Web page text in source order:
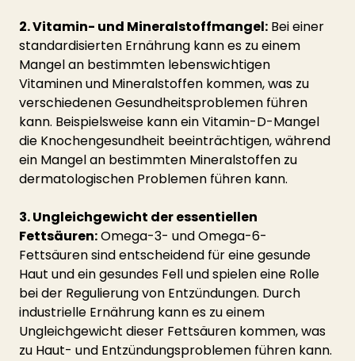
2. Vitamin- und Mineralstoffmangel: Bei einer
standardisierten Ernährung kann es zu einem
Mangel an bestimmten lebenswichtigen
Vitaminen und Mineralstoffen kommen, was zu
verschiedenen Gesundheitsproblemen führen
kann. Beispielsweise kann ein Vitamin-D-Mangel
die Knochengesundheit beeinträchtigen, während
ein Mangel an bestimmten Mineralstoffen zu
dermatologischen Problemen führen kann.
3. Ungleichgewicht der essentiellen
Fettsäuren: Omega-3- und Omega-6-
Fettsäuren sind entscheidend für eine gesunde
Haut und ein gesundes Fell und spielen eine Rolle
bei der Regulierung von Entzündungen. Durch
industrielle Ernährung kann es zu einem
Ungleichgewicht dieser Fettsäuren kommen, was
zu Haut- und Entzündungsproblemen führen kann.